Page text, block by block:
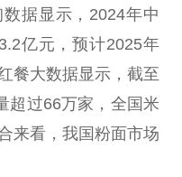
据显示，2024年中
亿元，预计2025年
餐大数据显示，截至
超过66万家，全国米
来看，我国粉面市场